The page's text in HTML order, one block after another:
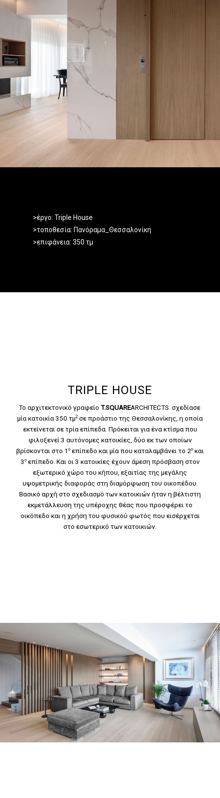
>έργο:Triple House
>τοποθεσία:Πανόραμα _Θεσσαλονίκη
>επιφάνεια: 350 τμ
TRIPLE HOUSE
Το αρχιτεκτονικό γραφείο T.SQUAREARCHITECTS σχεδίασε
μία κατοικία 350 τμ2 σε προάστιο της Θεσσαλονίκης, η οποία
εκτείνεται σε τρία επίπεδα. Πρόκειται για ένα κτίσμα που
φιλοξενεί 3 αυτόνομες κατοικίες, δύο εκ των οποίων
βρίσκονται στο 1 ο επίπεδο και μία που καταλαμβάνει το 2ο και
3 οεπίπεδο. Και οι 3 κατοικίες έχουν άμεση πρόσβαση στον
εξωτερικό χώρο του κήπου, εξαιτίας της μεγάλης
υψομετρικής διαφοράς στη διαμόρφωση του οικοπέδου.
Βασικό αρχή στο σχεδιασμό των κατοικιών ήταν η βέλτιστη
εκμετάλλευση της υπέροχης θέας που προσφέρει το
οικόπεδο και η χρήση του φυσικού φωτός που εισέρχεται
στο εσωτερικό των κατοικιών.